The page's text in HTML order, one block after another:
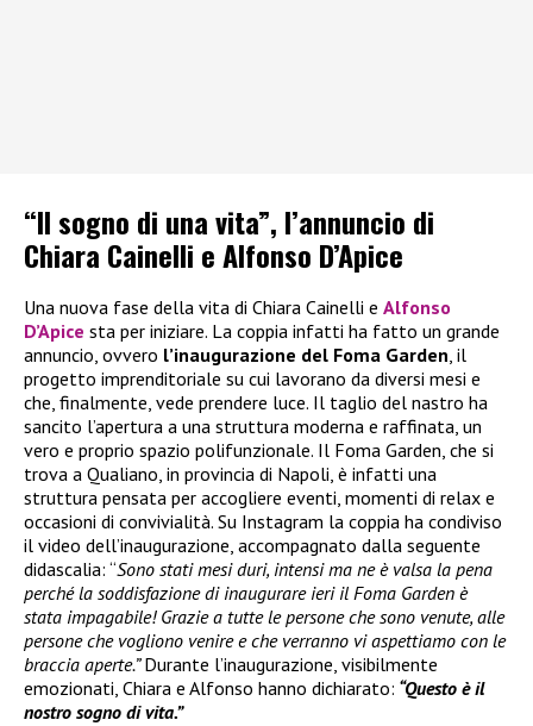
“Il sogno di una vita”, l’annuncio di
Chiara Cainelli e Alfonso D’Apice
Una nuova fase della vita di Chiara Cainelli e Alfonso
D’Apice sta per iniziare. La coppia infatti ha fatto un grande
annuncio, ovvero l’inaugurazione del Foma Garden, il
progetto imprenditoriale su cui lavorano da diversi mesi e
che, finalmente, vede prendere luce. Il taglio del nastro ha
sancito l’apertura a una struttura moderna e raffinata, un
vero e proprio spazio polifunzionale. Il Foma Garden, che si
trova a Qualiano, in provincia di Napoli, è infatti una
struttura pensata per accogliere eventi, momenti di relax e
occasioni di convivialità. Su Instagram la coppia ha condiviso
il video dell’inaugurazione, accompagnato dalla seguente
didascalia: “Sono stati mesi duri, intensi ma ne è valsa la pena
perché la soddisfazione di inaugurare ieri il Foma Garden è
stata impagabile! Grazie a tutte le persone che sono venute, alle
persone che vogliono venire e che verranno vi aspettiamo con le
braccia aperte.”Durante l’inaugurazione, visibilmente
emozionati, Chiara e Alfonso hanno dichiarato: “Questo è il
nostro sogno di vita.”